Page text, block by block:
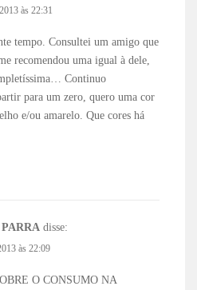
às 22:31
tempo. Consultei um amigo que
recomendou uma igual à dele,
Continuo
para um zero, quero uma cor
e/ou amarelo. Que cores há
disse:
às 22:09
O CONSUMO NA